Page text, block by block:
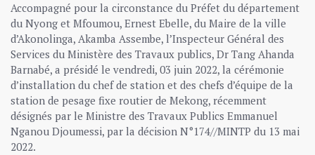
Accompagné pour la circonstance du Préfet du département
du Nyong et Mfoumou, Ernest Ebelle, du Maire de la ville
d’Akonolinga, Akamba Assembe, l’Inspecteur Général des
Services du Ministère des Travaux publics, Dr Tang Ahanda
Barnabé, a présidé le vendredi, 03 juin 2022, la cérémonie
d’installation du chef de station et des chefs d’équipe de la
station de pesage fixe routier de Mekong, récemment
désignés par le Ministre des Travaux Publics Emmanuel
Nganou Djoumessi, par la décision N°174//MINTP du 13 mai
2022.